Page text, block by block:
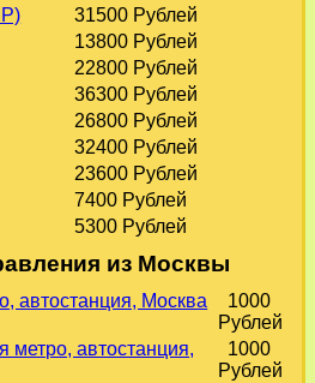
31500 Рублей
13800 Рублей
22800 Рублей
36300 Рублей
26800 Рублей
32400 Рублей
23600 Рублей
7400 Рублей
5300 Рублей
из Москвы
автостанция, Москва
1000
Рублей
метро, автостанция,
1000
Рублей